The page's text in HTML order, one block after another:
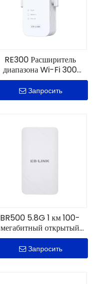
RE300 Расширитель
диапазона Wi-Fi 300
Мбит/с
Запросить
BR500 5.8G 1 км 100-
мегабитный открытый
цифровой мост
корпоративного уровня
Запросить